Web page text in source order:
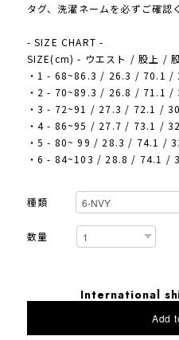
タグ、洗濯ネームを必ずご確認
- SIZE CHART -
SIZE(cm) - ウエスト / 股上 /
・1 - 68~86.3 / 26.3 / 70.1
・2 - 70~89.3 / 26.8 / 71.1
・3 - 72~91 / 27.3 / 72.1 /
・4 - 86~95 / 27.7 / 73.1 /
・5 - 80~ 99 / 28.3 / 74.1 /
・6 - 84~103 / 28.8 / 74.1 /
種類
数量
International
Add